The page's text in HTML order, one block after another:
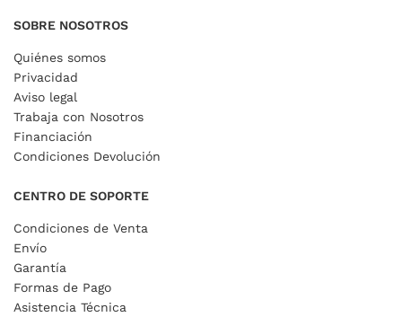
SOBRE NOSOTROS
Quiénes somos
Privacidad
Aviso legal
Trabaja con Nosotros
Financiación
Condiciones Devolución
CENTRO DE SOPORTE
Condiciones de Venta
Envío
Garantía
Formas de Pago
Asistencia Técnica